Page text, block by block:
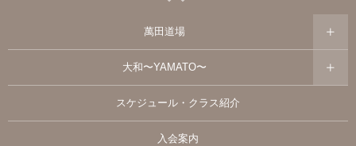
萬田道場
大和〜YAMATO〜
スケジュール・クラス紹介
入会案内